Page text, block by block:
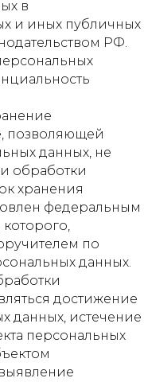
в
и иных публичных
РФ.
позволяющей
данных, не
обработки
хранения
федеральным
по
данных.
достижение
данных, истечение
персональных